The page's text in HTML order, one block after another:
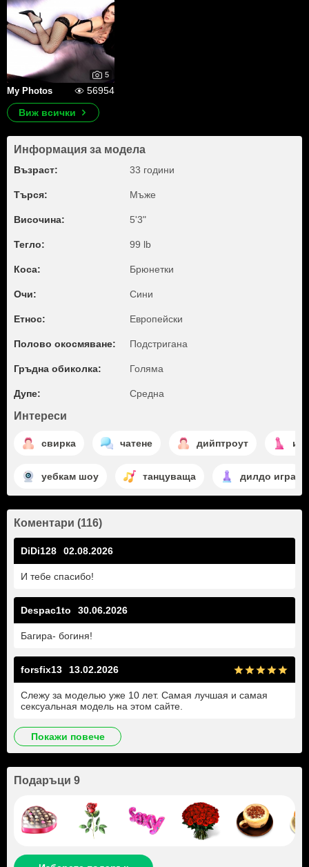
5
My Photos
56954
Виж всички
Информация за модела
Възраст: 33 години
Търся: Мъже
Височина: 5'3"
Тегло: 99 lb
Коса: Брюнетки
Очи: Сини
Етнос: Европейски
Полово окосмяване: Подстригана
Гръдна обиколка: Голяма
Дупе: Среднa
Интереси
свирка чатене дийптроут
уебкам шоу танцуваща дилдо игра
Коментари (116)
DiDi128 02.08.2026
И тебе спасибо!
Despac1to 30.06.2026
Багира- богиня!
forsfix13 13.02.2026
Слежу за моделью уже 10 лет. Самая лучшая и самая
сексуальная модель на этом сайте.
покажи повече
Подаръци 9